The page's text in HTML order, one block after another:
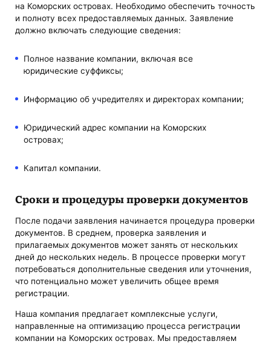
на Коморских островах. Необходимо обеспечить точность
и полноту всех предоставляемых данных. Заявление
должно включать следующие сведения:
Полное название компании, включая все
юридические суффиксы;
Информацию об учредителях и директорах компании;
Юридический адрес компании на Коморских
островах;
Капитал компании.
Сроки и процедуры проверки документов
После подачи заявления начинается процедура проверки
документов. В среднем, проверка заявления и
прилагаемых документов может занять от нескольких
дней до нескольких недель. В процессе проверки могут
потребоваться дополнительные сведения или уточнения,
что потенциально может увеличить общее время
регистрации.
Наша компания предлагает комплексные услуги,
направленные на оптимизацию процесса регистрации
компании на Коморских островах. Мы предоставляем